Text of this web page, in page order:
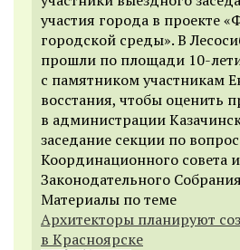
участия города в проекте
городской среды». В
прошли по площади 10-
с памятником участникам
восстания, чтобы оценить
в администрации
заседание секции по
Координационного совета
Законодательного
Материалы по теме
Архитекторы планируют
в Красноярске